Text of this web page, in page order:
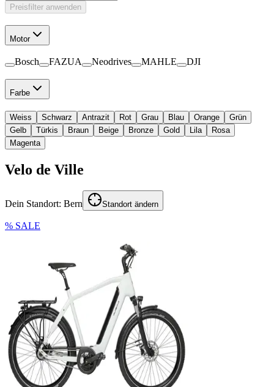
Preisfilter anwenden
Motor
Bosch FAZUA Neodrives MAHLE DJI
Farbe
Weiss Schwarz Antrazit Rot Grau Blau Orange
Grün
Gelb
Türkis Braun Beige Bronze Gold Lila
Rosa
Magenta
Velo de Ville
Dein Standort: Bern Standort ändern
% SALE